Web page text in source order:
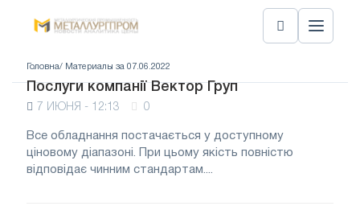
Головна/ Материалы за 07.06.2022
Послуги компанії Вектор Груп
7 ИЮНЯ - 12:13 0
Все обладнання постачається у доступному
ціновому діапазоні. При цьому якість повністю
відповідає чинним стандартам....